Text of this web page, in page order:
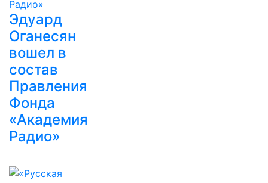
Эдуард
Оганесян
вошел в
состав
Правления
Фонда
«Академия
Радио»